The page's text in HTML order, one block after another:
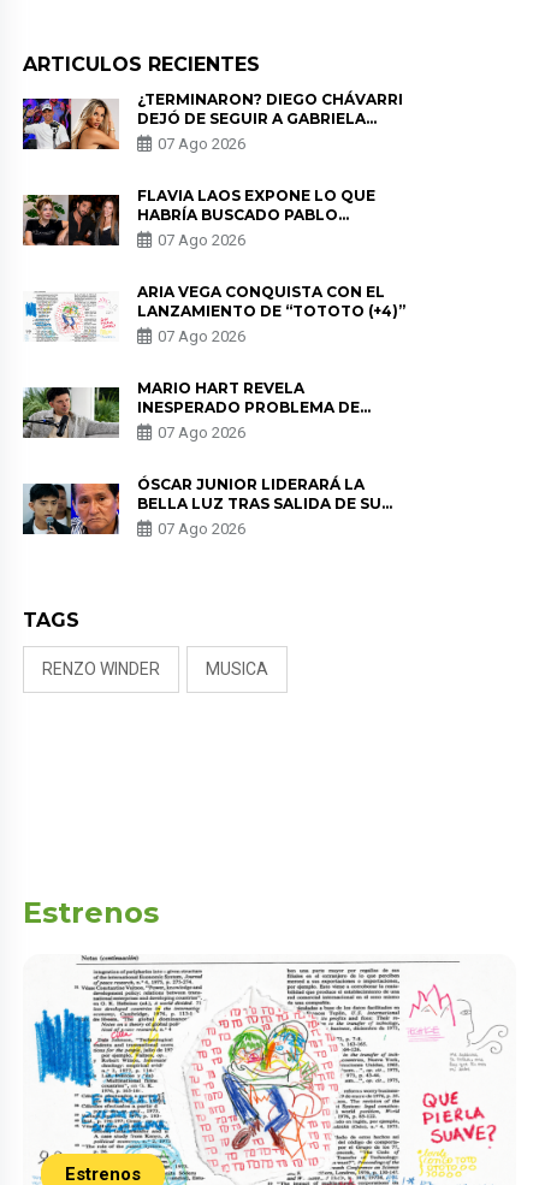
ARTICULOS RECIENTES
¿TERMINARON? DIEGO CHÁVARRI
DEJÓ DE SEGUIR A GABRIELA
HERRERA Y ANUNCIA SU SALIDA
DE PÓDCAST
07 Ago 2026
FLAVIA LAOS EXPONE LO QUE
HABRÍA BUSCADO PABLO
HEREDIA CON ALE FULLER: “UNA
DE LAS PARTES QUERÍA EL
07 Ago 2026
ARIA VEGA CONQUISTA CON EL
LANZAMIENTO DE “TOTOTO (+4)”
07 Ago 2026
MARIO HART REVELA
INESPERADO PROBLEMA DE
SALUD ANTES DE SEPARARSE DE
KORINA: “ME ENCONTRARON UN
07 Ago 2026
ÓSCAR JUNIOR LIDERARÁ LA
BELLA LUZ TRAS SALIDA DE SU
PADRE POR POLÉMICA CON
NALDY SALDAÑA
07 Ago 2026
TAGS
RENZO WINDER MUSICA
Estrenos
Estrenos